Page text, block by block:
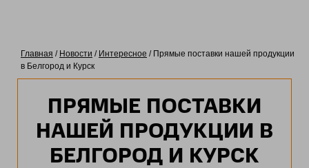
ПРЯМЫЕ ПОСТАВКИ
НАШЕЙ ПРОДУКЦИИ В
БЕЛГОРОД И КУРСК
Главная / Новости / Интересное / Прямые поставки нашей продукции
в Белгород и Курск